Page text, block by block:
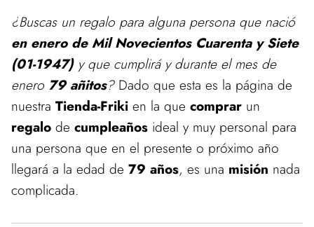
¿Buscas un regalo para alguna persona que nació
en enero de Mil Novecientos Cuarenta y Siete
(01-1947)y que cumplirá y durante el mes de
enero 79 añitos?Dado que esta es la página de
nuestra Tienda-Friki en la que comprar un
regalo de cumpleaños ideal y muy personal para
una persona que en el presente o próximo año
llegará a la edad de 79 años, es una misión nada
complicada.